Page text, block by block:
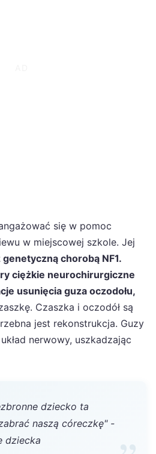
się w pomoc
w miejscowej szkole. Jej
genetyczną chorobą NF1.
ciężkie neurochirurgiczne
usunięcia guza oczodołu,
Czaszka i oczodół są
jest rekonstrukcja. Guzy
nerwowy, uszkadzając
dziecko ta
naszą córeczkę" -
dziecka